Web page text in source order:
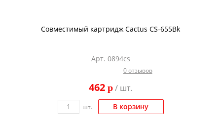
Совместимый картридж Cactus CS-655Bk
Арт. 0894cs
0 отзывов
462 p/ шт.
шт. В корзину